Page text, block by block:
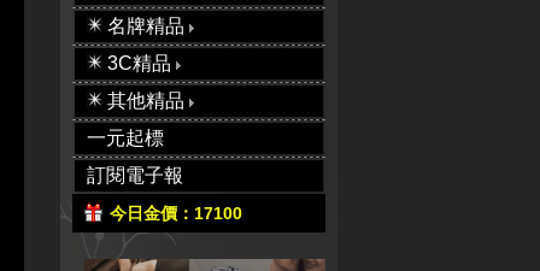
名牌精品
3C精品
其他精品
一元起標
訂閱電子報
今日金價：17100